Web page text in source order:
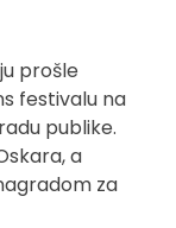
prošle
festivalu na
publike.
a
za